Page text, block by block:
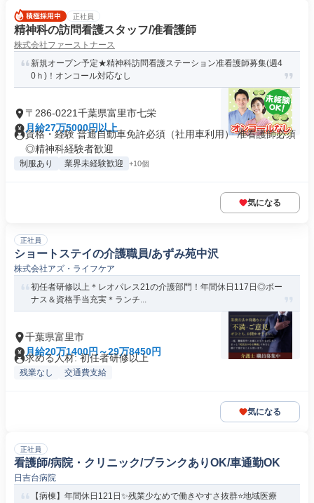
正社員
精神科の訪問看護スタッフ/准看護師
株式会社ファーストナース
新規オープン予定★精神科訪問看護ステーション准看護師募集(週4
0ｈ)！オンコール対応なし
〒286-0221千葉県富里市七栄
月給27万5000円以上
資格・経験 普通自動車免許必須（社用車利用） 准看護師必須
◎精神科経験者歓迎
制服あり 業界未経験歓迎 +10個
気になる
正社員
ショートステイの介護職員/あずみ苑中沢
株式会社アズ・ライフケア
初任者研修以上＊レオパレス21の介護部門！年間休日117日◎ボー
ナス＆資格手当充実＊ランチ...
千葉県富里市
月給20万1400円～29万8450円
求める人材: 初任者研修以上
残業なし 交通費支給
気になる
正社員
看護師/病院・クリニック/ブランクありOK/車通勤OK
日吉台病院
【病棟】年間休日121日✨残業少なめで働きやすさ抜群⭐地域医療